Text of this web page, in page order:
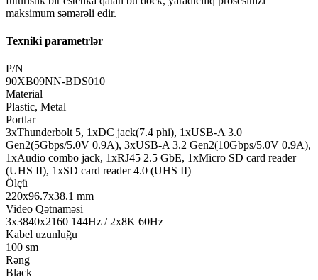
maksimum səmərəli edir.
Texniki parametrlər
P/N
90XB09NN-BDS010
Material
Plastic, Metal
Portlar
3xThunderbolt 5, 1xDC jack(7.4 phi), 1xUSB-A 3.0
Gen2(5Gbps/5.0V 0.9A), 3xUSB-A 3.2 Gen2(10Gbps/5.0V 0.9A),
1xAudio combo jack, 1xRJ45 2.5 GbE, 1xMicro SD card reader
(UHS II), 1xSD card reader 4.0 (UHS II)
Ölçü
220x96.7x38.1 mm
Video Qətnaməsi
3x3840x2160 144Hz / 2x8K 60Hz
Kabel uzunluğu
100 sm
Rəng
Black